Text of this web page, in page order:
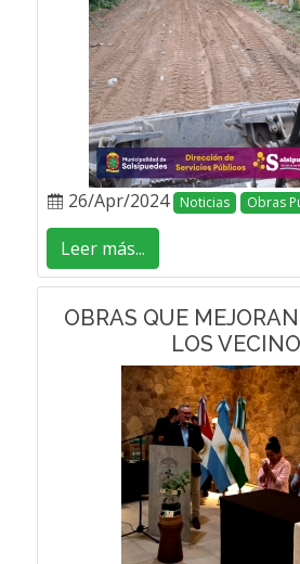
26/Apr/2024 Noticias Obras
Leer más...
OBRAS QUE
LOS